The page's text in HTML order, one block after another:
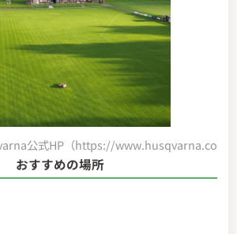
公式HP（https://
おすすめの場所